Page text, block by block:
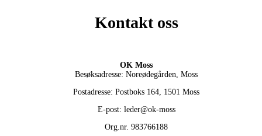
Kontakt oss
OK Moss
Besøksadresse: Noreødegården, Moss
Postadresse: Postboks 164, 1501 Moss
E-post: leder@ok-moss
Org.nr. 983766188